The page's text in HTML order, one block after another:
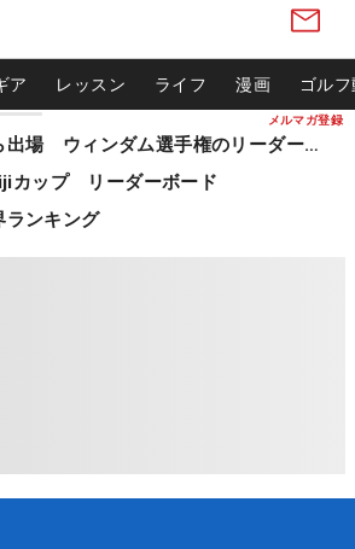
メルマガ登録
ア レッスン ライフ 漫画 ゴル
松山英樹ら出場 ウィンダム選手権のリーダーボード
カップ リーダーボード
ランキング